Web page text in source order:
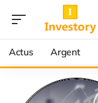
Actus Argent